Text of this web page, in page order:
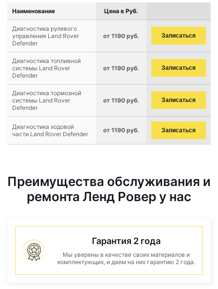
Наименование Цена в Руб.
Диагностика рулевого
управления Land Rover
Defender
от 1190 руб. Записаться
Диагностика топливной
системы Land Rover
Defender
от 1190 руб. Записаться
Диагностика тормозной
системы Land Rover
Defender
от 1190 руб. Записаться
Диагностика ходовой
части Land Rover Defender
от 1190 руб. Записаться
Преимущества обслуживания и
ремонта Ленд Ровер у нас
Гарантия 2 года
Мы уверены в качестве своих материалов и
комплектующих, и даем на них гарантию 2 года.